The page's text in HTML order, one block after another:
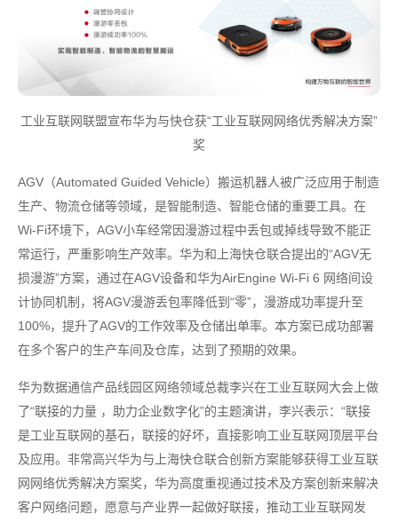
工业互联网联盟宣布华为与快仓获“工业互联网网络优秀解决方案”
奖
AGV（Automated Guided Vehicle）搬运机器人被广泛应用于制造
生产、物流仓储等领域，是智能制造、智能仓储的重要工具。在
Wi-Fi环境下，AGV小车经常因漫游过程中丢包或掉线导致不能正
常运行，严重影响生产效率。华为和上海快仓联合提出的“AGV无
损漫游”方案，通过在AGV设备和华为AirEngine Wi-Fi 6 网络间设
计协同机制，将AGV漫游丢包率降低到“零”，漫游成功率提升至
100%，提升了AGV的工作效率及仓储出单率。本方案已成功部署
在多个客户的生产车间及仓库，达到了预期的效果。
华为数据通信产品线园区网络领域总裁李兴在工业互联网大会上做
了“联接的力量 ，助力企业数字化”的主题演讲，李兴表示：“联接
是工业互联网的基石，联接的好坏，直接影响工业互联网顶层平台
及应用。非常高兴华为与上海快仓联合创新方案能够获得工业互联
网网络优秀解决方案奖，华为高度重视通过技术及方案创新来解决
客户网络问题，愿意与产业界一起做好联接，推动工业互联网发